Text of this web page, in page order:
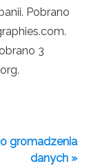
Pobrano
3
gromadzenia
danych »